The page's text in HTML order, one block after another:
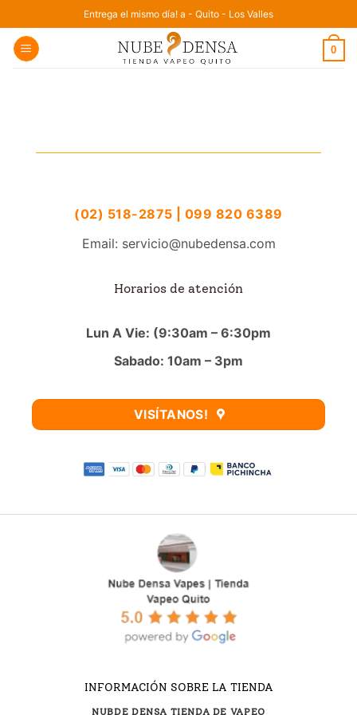
Entrega el mismo día! a - Quito - Los Valles
0
INFORMACIÓN SOBRE LA TIENDA
NUBDE DENSA TIENDA DE VAPEO
(02) 518-2875 | 099 820 6389
Email: servicio@nubedensa.com
Horarios de atención
Lun A Vie: (9:30am – 6:30pm
Sabado: 10am – 3pm
VISÍTANOS!